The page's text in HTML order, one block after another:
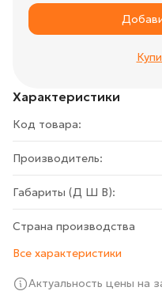
Характеристики
Код товара:
Производитель:
Габариты (Д Ш В):
Страна производства
Все характеристики
Актуальность цены на